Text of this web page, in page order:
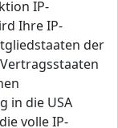
IP-
Ihre IP-
der
in die USA
volle IP-